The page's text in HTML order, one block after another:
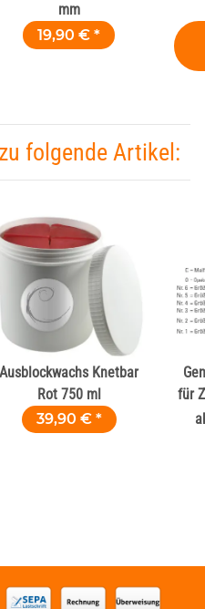
mm
19,90 € *
folgende Artikel:
Ausblockwachs Knetbar
Rot 750 ml
39,90 € *
für